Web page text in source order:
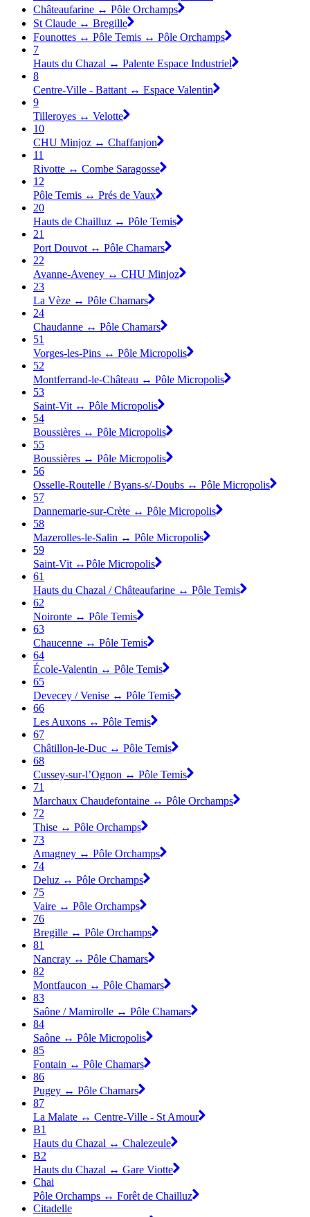
Châteaufarine ↔ Pôle Orchamps
St Claude ↔ Bregille
Founottes ↔ Pôle Temis ↔ Pôle Orchamps
7
Hauts du Chazal ↔ Palente Espace Industriel
8
Centre-Ville - Battant ↔ Espace Valentin
9
Tilleroyes ↔ Velotte
10
CHU Minjoz ↔ Chaffanjon
11
Rivotte ↔ Combe Saragosse
12
Pôle Temis ↔ Prés de Vaux
20
Hauts de Chailluz ↔ Pôle Temis
21
Port Douvot ↔ Pôle Chamars
22
Avanne-Aveney ↔ CHU Minjoz
23
La Vèze ↔ Pôle Chamars
24
Chaudanne ↔ Pôle Chamars
51
Vorges-les-Pins ↔ Pôle Micropolis
52
Montferrand-le-Château ↔ Pôle Micropolis
53
Saint-Vit ↔ Pôle Micropolis
54
Boussières ↔ Pôle Micropolis
55
Boussières ↔ Pôle Micropolis
56
Osselle-Routelle / Byans-s/-Doubs ↔ Pôle Micropolis
57
Dannemarie-sur-Crète ↔ Pôle Micropolis
58
Mazerolles-le-Salin ↔ Pôle Micropolis
59
Saint-Vit ↔Pôle Micropolis
61
Hauts du Chazal / Châteaufarine ↔ Pôle Temis
62
Noironte ↔ Pôle Temis
63
Chaucenne ↔ Pôle Temis
64
École-Valentin ↔ Pôle Temis
65
Devecey / Venise ↔ Pôle Temis
66
Les Auxons ↔ Pôle Temis
67
Châtillon-le-Duc ↔ Pôle Temis
68
Cussey-sur-l’Ognon ↔ Pôle Temis
71
Marchaux Chaudefontaine ↔ Pôle Orchamps
72
Thise ↔ Pôle Orchamps
73
Amagney ↔ Pôle Orchamps
74
Deluz ↔ Pôle Orchamps
75
Vaire ↔ Pôle Orchamps
76
Bregille ↔ Pôle Orchamps
81
Nancray ↔ Pôle Chamars
82
Montfaucon ↔ Pôle Chamars
83
Saône / Mamirolle ↔ Pôle Chamars
84
Saône ↔ Pôle Micropolis
85
Fontain ↔ Pôle Chamars
86
Pugey ↔ Pôle Chamars
87
La Malate ↔ Centre-Ville - St Amour
B1
Hauts du Chazal ↔ Chalezeule
B2
Hauts du Chazal ↔ Gare Viotte
Chai
Pôle Orchamps ↔ Forêt de Chailluz
Citadelle